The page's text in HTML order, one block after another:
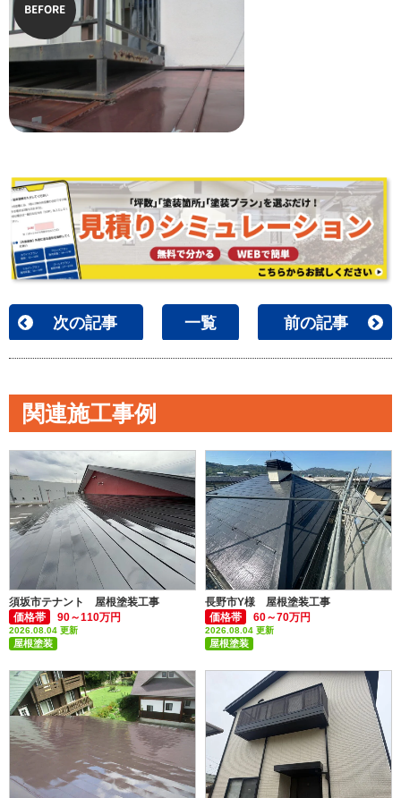
BEFORE
次の記事 一覧 前の記事
関連施工事例
須坂市テナント 屋根塗装工事
価格帯
90～110万円
2026.08.04 更新
屋根塗装
長野市Y様 屋根塗装工事
価格帯
60～70万円
2026.08.04 更新
屋根塗装